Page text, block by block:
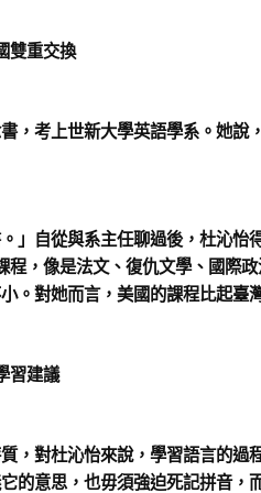
雙重交換
，考上世新大學英語學系。她
。」自從與系主任聊過後，杜沁
程，像是法文、復仇文學、國際
。對她而言，美國的課程比起
習建議
，對杜沁怡來說，學習語言的
的意思，也毋須強迫死記拼音，